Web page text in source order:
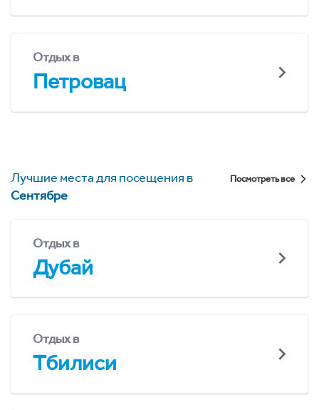
Отдых в
Петровац
Лучшие места для посещения в
Сентябре
Посмотреть все
Отдых в
Дубай
Отдых в
Тбилиси